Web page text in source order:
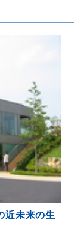
近未来の生